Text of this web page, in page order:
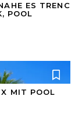
ES TRENC
POOL
MIT POOL